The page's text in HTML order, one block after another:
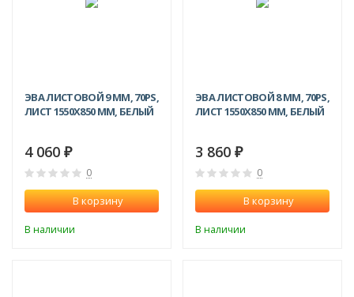
ЭВА ЛИСТОВОЙ 9 ММ, 70PS,
ЛИСТ 1550Х850 ММ, БЕЛЫЙ
4 060 ₽
0
В корзину
В наличии
ЭВА ЛИСТОВОЙ 8 ММ, 70PS,
ЛИСТ 1550Х850 ММ, БЕЛЫЙ
3 860 ₽
0
В корзину
В наличии